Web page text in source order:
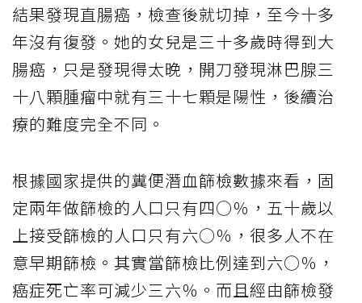
結果發現直腸癌，檢查後就切掉，至今十多
年沒有復發。她的女兒是三十多歲時得到大
腸癌，只是發現得太晚，開刀發現淋巴腺三
十八顆腫瘤中就有三十七顆是陽性，後續治
療的難度完全不同。
根據國家提供的糞便潛血篩檢數據來看，固
定兩年做篩檢的人口只有四○％，五十歲以
上接受篩檢的人口只有六○％，很多人不在
意早期篩檢。其實當篩檢比例達到六○％，
癌症死亡率可減少三六％。而且經由篩檢發